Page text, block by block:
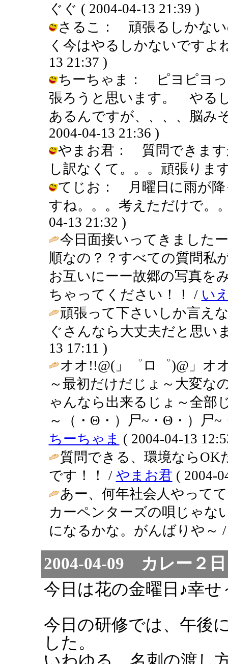
ぐぐ ( 2004-04-13 21:39 )
さるこ： 頑張るしかない
く今はやるしかないですよ
13 21:37 )
ちーちゃま： ピヨピヨ
張ろうと思います。 やる
あるんですが、、、、脳み
2004-04-13 21:36 )
やまお君： 質問できます
し訳なくて。。。頑張りま
てじお： 月曜日に雨が降
すね。。。考えただけで。
04-13 21:32 )
今日面接いってきました
順なの？？すべての質問私
お互いにーー故郷の写真を
ちゃってください！！ / い
頑張って下さいしか言え
ぐさんなら大丈夫だと思い
13 17:11 )
オオ!!@(」゜ロ゜)@」
～最初だけだじょ～大変な
ゃんなら出来るじょ～全部
～（・Θ・）尸~・Θ・）尸
ちーちゃま ( 2004-04-13
質問できる、環境なら
です！！ / やまお君 ( 2004-
あー、何年社会人やって
カーペンターズの唄じゃな
になるかな。がんばりや～
2004-04-09 カレー２
今日は花の金曜日♪幸
今日の研修では、午後
した。